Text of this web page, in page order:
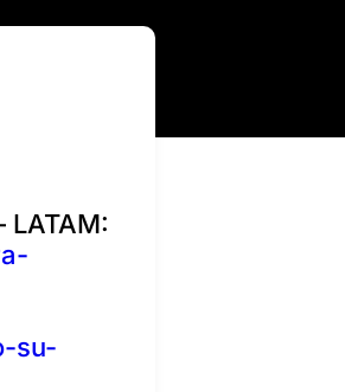
su-